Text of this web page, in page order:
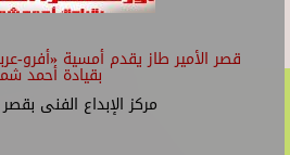
قصر الأمير طاز يقدم أمسية «أفرو-
بقيادة أحمد
مركز الإبداع الفنى